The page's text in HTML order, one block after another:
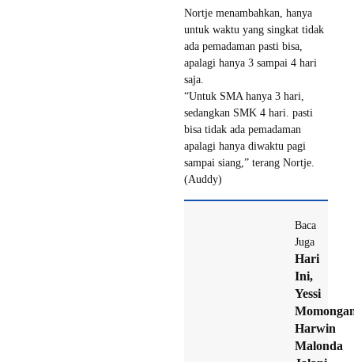
Nortje menambahkan, hanya
untuk waktu yang singkat tidak
ada pemadaman pasti bisa,
apalagi hanya 3 sampai 4 hari
saja.
“Untuk SMA hanya 3 hari,
sedangkan SMK 4 hari. pasti
bisa tidak ada pemadaman
apalagi hanya diwaktu pagi
sampai siang,” terang Nortje.
(Auddy)
Baca
Juga
Hari
Ini,
Yessi
Harwin
Malonda